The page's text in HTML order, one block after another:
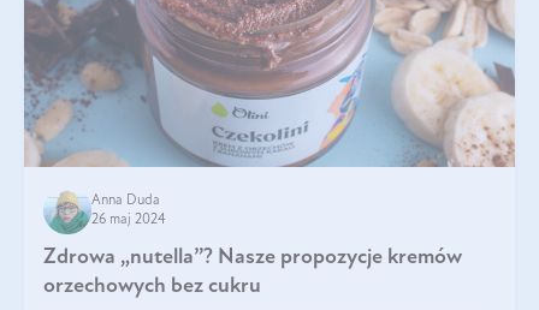
Anna Duda
26 maj 2024
Zdrowa „nutella”? Nasze propozycje kremów
orzechowych bez cukru